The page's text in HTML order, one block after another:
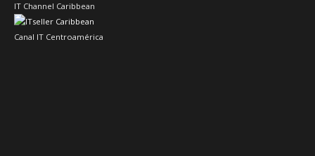
IT Channel Caribbean
Canal IT Centroamérica